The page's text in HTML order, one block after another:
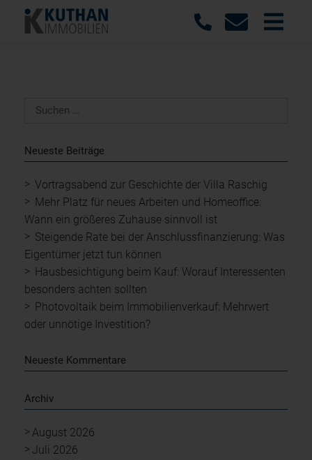
Neueste Beiträge
Vortragsabend zur Geschichte der Villa Raschig
Mehr Platz für neues Arbeiten und Homeoffice:
Wann ein größeres Zuhause sinnvoll ist
Steigende Rate bei der Anschlussfinanzierung: Was
Eigentümer jetzt tun können
Hausbesichtigung beim Kauf: Worauf Interessenten
besonders achten sollten
Photovoltaik beim Immobilienverkauf: Mehrwert
oder unnötige Investition?
Neueste Kommentare
Archiv
August 2026
Juli 2026